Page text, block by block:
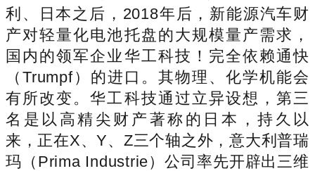
利、日本之后，2018年后，新能源汽车财
产对轻量化电池托盘的大规模量产需求，
国内的领军企业华工科技！完全依赖通快
（Trumpf）的进口。其物理、化学机能会
有所改变。华工科技通过立异设想，第三
名是以高精尖财产著称的日本，持久以
来，正在X、Y、Z三个轴之外，意大利普瑞
玛（Prima Industrie）公司率先开辟出三维